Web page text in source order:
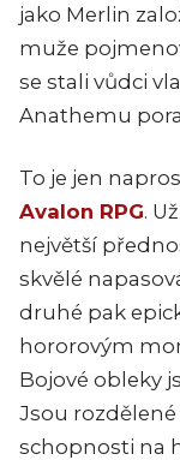
jako Merlin
muže
se stali vůdci
Anathemu
To je jen
Avalon RPG.
největší
skvělé
druhé pak
hororovým
Bojové obleky
Jsou
schopnosti na